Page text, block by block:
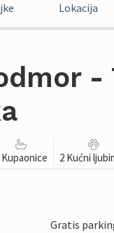
Lokacija
-
Kupaonice 2 Kućni
Gratis